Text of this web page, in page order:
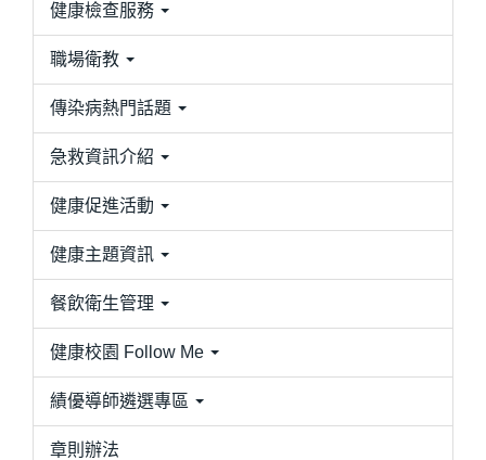
健康檢查服務
職場衛教
傳染病熱門話題
急救資訊介紹
健康促進活動
健康主題資訊
餐飲衛生管理
健康校園 Follow Me
績優導師遴選專區
章則辦法